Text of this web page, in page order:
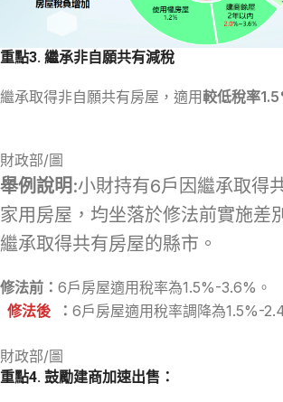
重點3. 繼承非自願共有減稅
繼承取得非自願共有房屋，適用較低稅率
財政部/圖
舉例說明 :小財持有6戶因繼承取得
家用房屋，均坐落於修法前實施差
繼承取得共有房屋的縣市。
修法前： 6戶房屋適用稅率為1.5%-3.6%。
修法後
： 6戶房屋適用稅率調降為1.5%-
財政部/圖
重點4. 鼓勵建商加速出售：